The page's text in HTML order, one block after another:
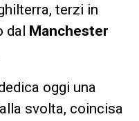
terzi in
dal Manchester
oggi una
svolta, coincisa